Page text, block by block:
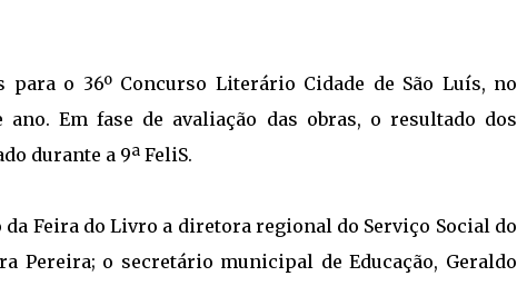
o 36º Concurso Literário Cidade de São Luís, no
Em fase de avaliação das obras, o resultado dos
durante a 9ª FeliS.
Feira do Livro a diretora regional do Serviço Social do
Pereira; o secretário municipal de Educação, Geraldo